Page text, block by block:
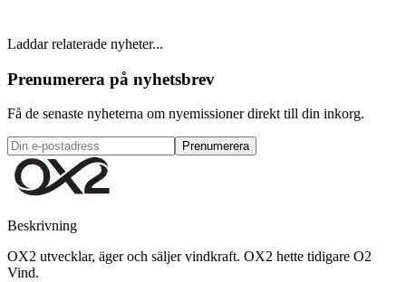
Laddar relaterade nyheter...
Prenumerera på nyhetsbrev
Få de senaste nyheterna om nyemissioner direkt till din inkorg.
Prenumerera
Beskrivning
OX2 utvecklar, äger och säljer vindkraft. OX2 hette tidigare O2
Vind.